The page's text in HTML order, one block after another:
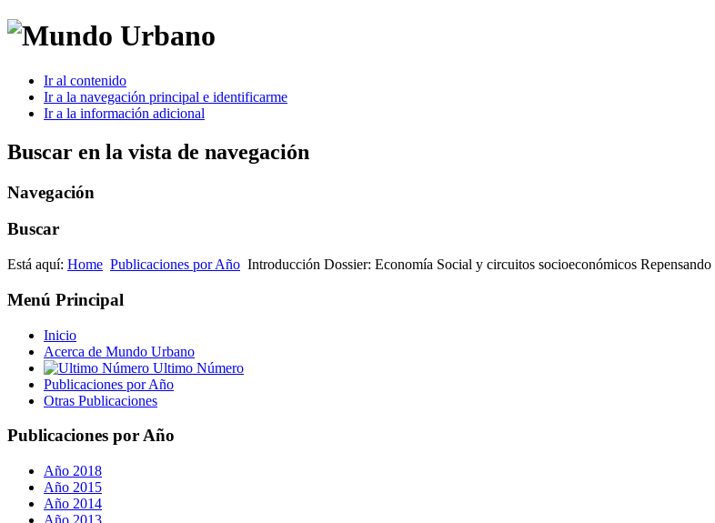
Ir al contenido
Ir a la navegación principal e identificarme
Ir a la información adicional
Buscar en la vista de navegación
Navegación
Buscar
Está aquí: Home Publicaciones por Año Introducción Dossier: Economía Social y circuitos socioeconómicos
Menú Principal
Inicio
Acerca de Mundo Urbano
Ultimo Número
Publicaciones por Año
Otras Publicaciones
Publicaciones por Año
Año 2018
Año 2015
Año 2014
Año 2013